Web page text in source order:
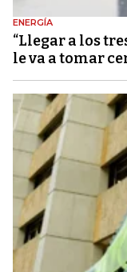
ENERGÍA
“Llegar a los
le va a tomar